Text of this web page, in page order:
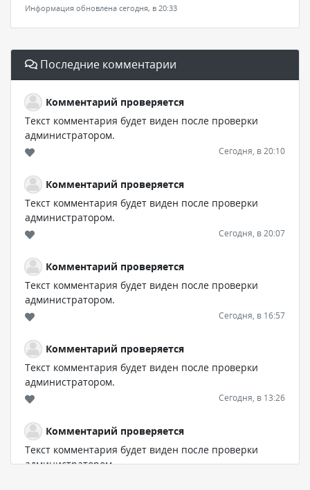
Информация обновлена сегодня, в 20:33
Последние комментарии
Комментарий проверяется
Текст комментария будет виден после проверки
администратором.
Сегодня, в 20:10
Комментарий проверяется
Текст комментария будет виден после проверки
администратором.
Сегодня, в 20:07
Комментарий проверяется
Текст комментария будет виден после проверки
администратором.
Сегодня, в 16:57
Комментарий проверяется
Текст комментария будет виден после проверки
администратором.
Сегодня, в 13:26
Комментарий проверяется
Текст комментария будет виден после проверки
администратором.